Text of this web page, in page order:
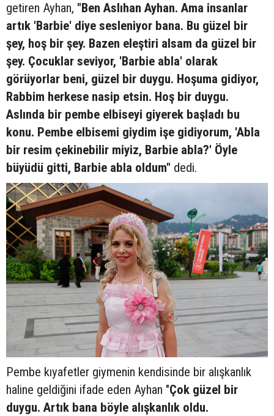
getiren Ayhan, "Ben Aslıhan Ayhan. Ama insanlar
artık 'Barbie' diye sesleniyor bana. Bu güzel bir
şey, hoş bir şey. Bazen eleştiri alsam da güzel bir
şey. Çocuklar seviyor, 'Barbie abla' olarak
görüyorlar beni, güzel bir duygu. Hoşuma gidiyor,
Rabbim herkese nasip etsin. Hoş bir duygu.
Aslında bir pembe elbiseyi giyerek başladı bu
konu. Pembe elbisemi giydim işe gidiyorum, 'Abla
bir resim çekinebilir miyiz, Barbie abla?' Öyle
büyüdü gitti, Barbie abla oldum" dedi.
Pembe kıyafetler giymenin kendisinde bir alışkanlık
haline geldiğini ifade eden Ayhan "Çok güzel bir
duygu. Artık bana böyle alışkanlık oldu.